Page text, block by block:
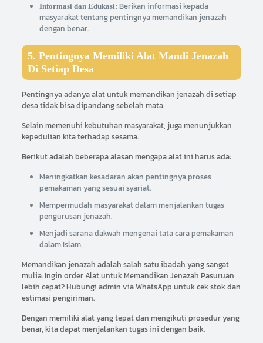
Informasi dan Edukasi: Berikan informasi kepada
masyarakat tentang pentingnya memandikan jenazah
dengan benar.
5. Pentingnya Memiliki Alat Mandi Jenazah
Di Setiap Desa
Pentingnya adanya alat untuk memandikan jenazah di setiap
desa tidak bisa dipandang sebelah mata.
Selain memenuhi kebutuhan masyarakat, juga menunjukkan
kepedulian kita terhadap sesama.
Berikut adalah beberapa alasan mengapa alat ini harus ada:
Meningkatkan kesadaran akan pentingnya proses
pemakaman yang sesuai syariat.
Mempermudah masyarakat dalam menjalankan tugas
pengurusan jenazah.
Menjadi sarana dakwah mengenai tata cara pemakaman
dalam Islam.
Memandikan jenazah adalah salah satu ibadah yang sangat
mulia. Ingin order Alat untuk Memandikan Jenazah Pasuruan
lebih cepat? Hubungi admin via WhatsApp untuk cek stok dan
estimasi pengiriman.
Dengan memiliki alat yang tepat dan mengikuti prosedur yang
benar, kita dapat menjalankan tugas ini dengan baik.